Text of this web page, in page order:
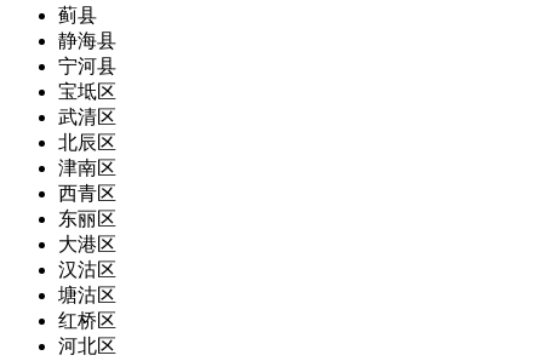
蓟县
静海县
宁河县
宝坻区
武清区
北辰区
津南区
西青区
东丽区
大港区
汉沽区
塘沽区
红桥区
河北区